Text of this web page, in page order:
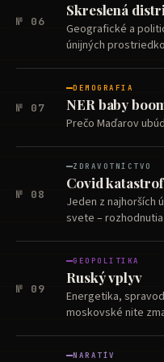
№ 06
Skreslená
Geografické a
únijných
№ 07
DEMOGRAFIA
NER baby
Prečo Maďarov
№ 08
ZDRAVOTNÍCTVO
Covid
Jeden z najhorších
svete –
№ 09
GEOPOLITIKA
Ruský vplyv
Energetika,
moskovské nite
NARATÍV